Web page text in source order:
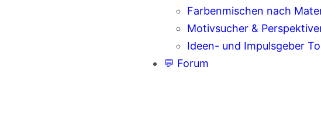
Farbenmischen nach
Motivsucher &
Ideen- und Impulsgeber
💬 Forum